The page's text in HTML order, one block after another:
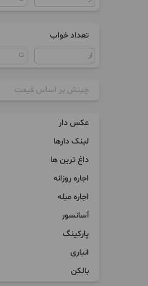
تعداد خواب
چینش بر اساس قیمت
عکس دار
لینک دارها
داغ ترین ها
اجاره روزانه
اجاره مبله
آسانسور
پارکینگ
انباری
بالکن